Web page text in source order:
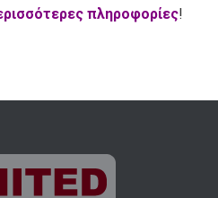
πληροφορίες!